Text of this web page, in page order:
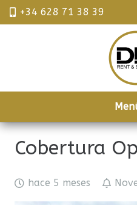
+34 628 71 38 39
Cobertura
hace 5 meses